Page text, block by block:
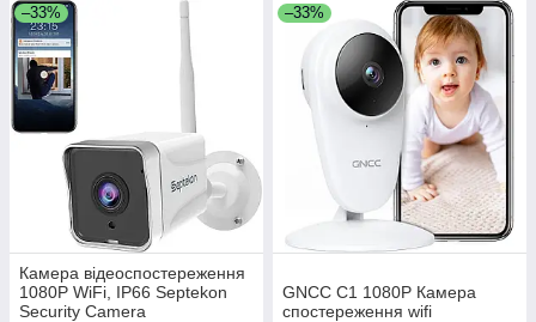
–33%
Камера відеоспостереження
1080P WiFi, IP66 Septekon
Security Camera
–33%
GNCC C1 1080P Камера
спостереження wifi